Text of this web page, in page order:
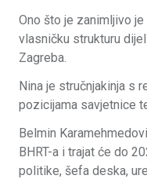
Ono što je zanimljivo
vlasničku strukturu
Zagreba.
Nina je stručnjakinja s
pozicijama savjetnice
Belmin
BHRT-a i trajat će do
politike, šefa deska,